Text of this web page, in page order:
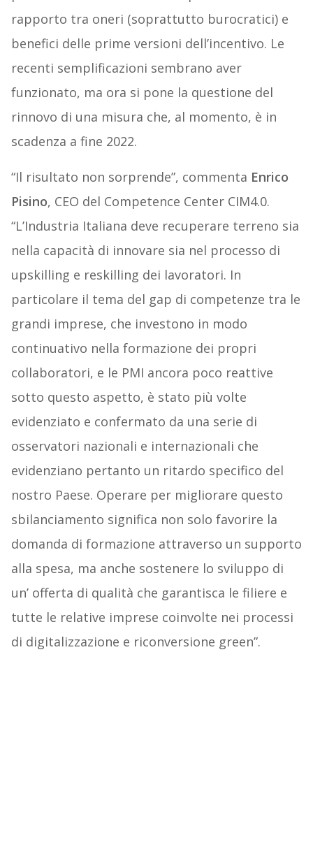
rapporto tra oneri (soprattutto burocratici) e
benefici delle prime versioni dell’incentivo. Le
recenti semplificazioni sembrano aver
funzionato, ma ora si pone la questione del
rinnovo di una misura che, al momento, è in
scadenza a fine 2022.
“Il risultato non sorprende”, commenta Enrico
Pisino, CEO del Competence Center CIM4.0.
“L’Industria Italiana deve recuperare terreno sia
nella capacità di innovare sia nel processo di
upskilling e reskilling dei lavoratori. In
particolare il tema del gap di competenze tra le
grandi imprese, che investono in modo
continuativo nella formazione dei propri
collaboratori, e le PMI ancora poco reattive
sotto questo aspetto, è stato più volte
evidenziato e confermato da una serie di
osservatori nazionali e internazionali che
evidenziano pertanto un ritardo specifico del
nostro Paese. Operare per migliorare questo
sbilanciamento significa non solo favorire la
domanda di formazione attraverso un supporto
alla spesa, ma anche sostenere lo sviluppo di
un’ offerta di qualità che garantisca le filiere e
tutte le relative imprese coinvolte nei processi
di digitalizzazione e riconversione green”.